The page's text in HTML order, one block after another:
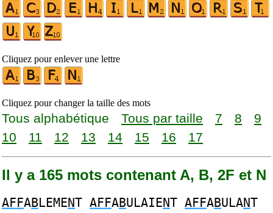
Cliquez pour enlever une lettre
Cliquez pour changer la taille des mots
Tous alphabétique Tous par taille 7 8
9
10
11 12 13 14 15 16 17
Il y a 165 mots contenant A, B, 2F et N
AFFABLEMENT AFFABULAIENT AFFABULANT